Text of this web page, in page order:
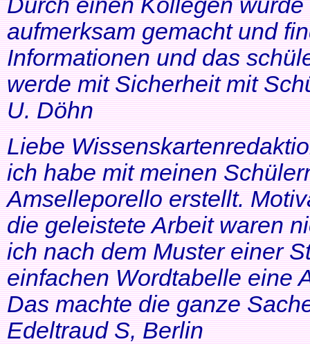
Durch einen Kollegen
aufmerksam gemacht und
Informationen und das
werde mit Sicherheit mit
U. Döhn
Liebe
ich habe mit meinen
Amselleporello erstellt.
die geleistete Arbeit waren
ich nach dem Muster einer
einfachen Wordtabelle eine
Das machte die ganze
Edeltraud S, Berlin